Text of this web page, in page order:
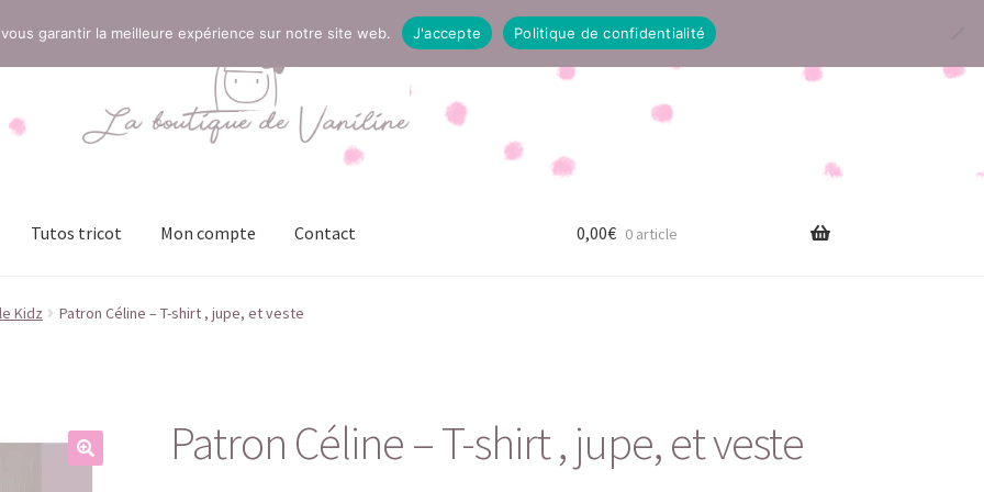
Tutos tricot Mon compte Contact
Mentions légales Mon compte Page Boutique
0,00€ 0 article
Kidz Patron Céline – T-shirt , jupe, et veste
Patron Céline – T-shirt , jupe, et veste
garantir la meilleure expérience sur notre site web. J'accepte Politique de confidentialité